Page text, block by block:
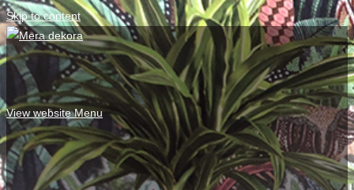
Skip to content
View website Menu